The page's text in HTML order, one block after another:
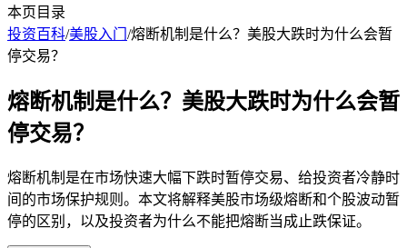
本页目录
投资百科/美股入门 /熔断机制是什么？美股大跌时为什么会暂
停交易？
熔断机制是什么？美股大跌时为什么会暂
停交易？
熔断机制是在市场快速大幅下跌时暂停交易、给投资者冷静时
间的市场保护规则。本文将解释美股市场级熔断和个股波动暂
停的区别，以及投资者为什么不能把熔断当成止跌保证。